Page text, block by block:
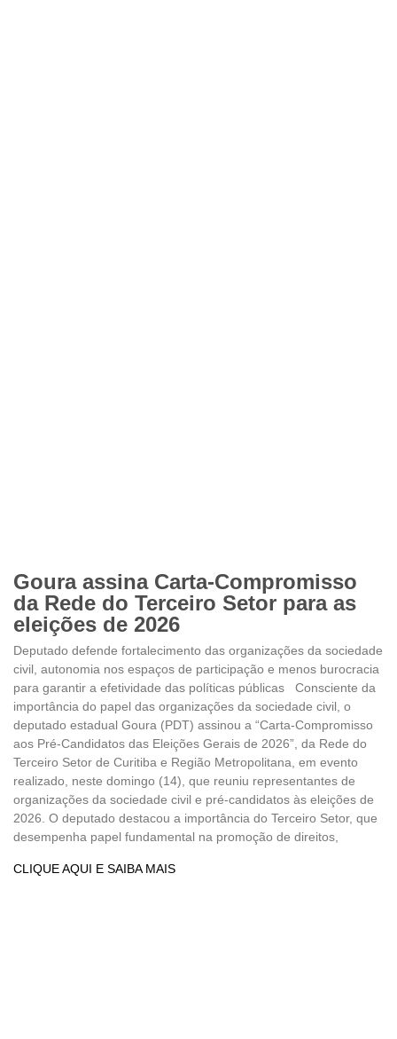
Goura assina Carta-Compromisso
da Rede do Terceiro Setor para as
eleições de 2026
Deputado defende fortalecimento das organizações da sociedade
civil, autonomia nos espaços de participação e menos burocracia
para garantir a efetividade das políticas públicas Consciente da
importância do papel das organizações da sociedade civil, o
deputado estadual Goura (PDT) assinou a “Carta-Compromisso
aos Pré-Candidatos das Eleições Gerais de 2026”, da Rede do
Terceiro Setor de Curitiba e Região Metropolitana, em evento
realizado, neste domingo (14), que reuniu representantes de
organizações da sociedade civil e pré-candidatos às eleições de
2026. O deputado destacou a importância do Terceiro Setor, que
desempenha papel fundamental na promoção de direitos,
CLIQUE AQUI E SAIBA MAIS